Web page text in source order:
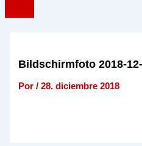
Bildschirmfoto 2018-
Por/28. diciembre 2018